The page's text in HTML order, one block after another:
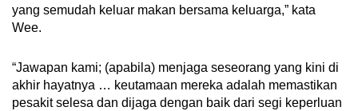
yang semudah keluar makan bersama keluarga,” kata
Wee.
“Jawapan kami; (apabila) menjaga seseorang yang kini di
akhir hayatnya … keutamaan mereka adalah memastikan
pesakit selesa dan dijaga dengan baik dari segi keperluan